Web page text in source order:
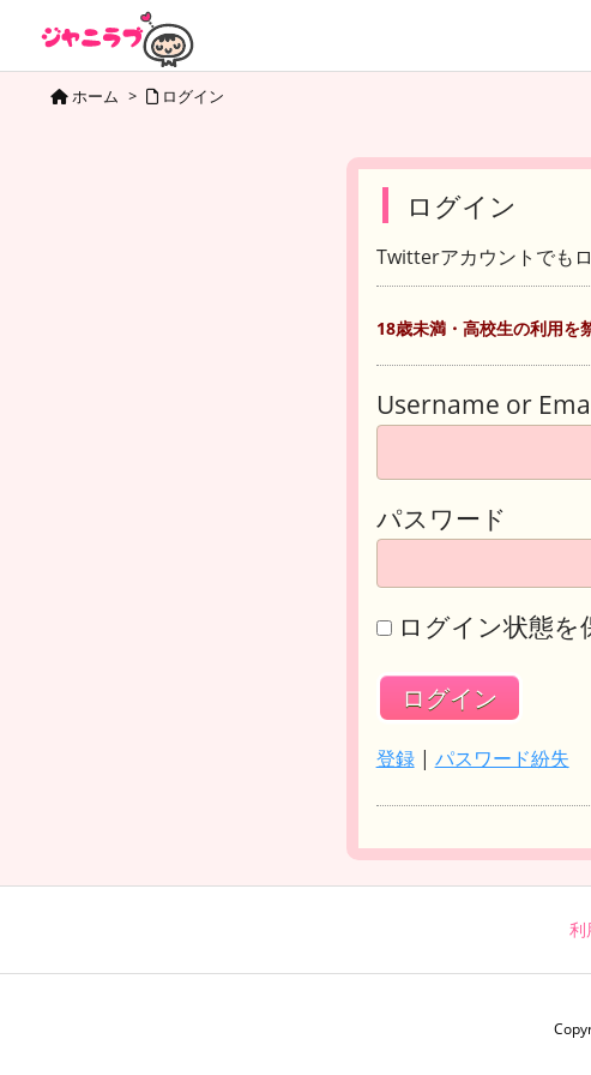
ホーム > ログイン
ログイン
Twitterアカウントでも
18歳未満・高校生の利用を
Username or
パスワード
ログイン状態を
登録| パスワード紛失
利